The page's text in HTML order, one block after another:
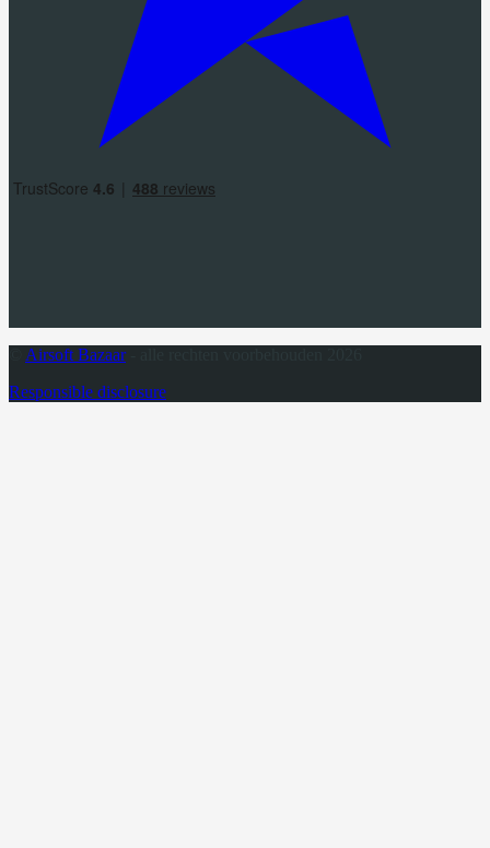
Airsoft Bazaar- alle rechten voorbehouden 2026
Responsible disclosure